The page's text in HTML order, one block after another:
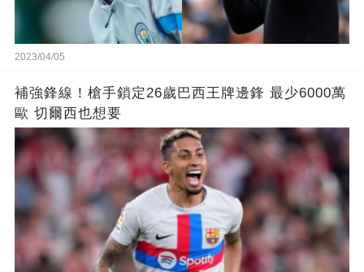
2023/04/05
補強鋒線！槍手鎖定26歲巴西王牌邊鋒 最少6000萬
歐 切爾西也想要